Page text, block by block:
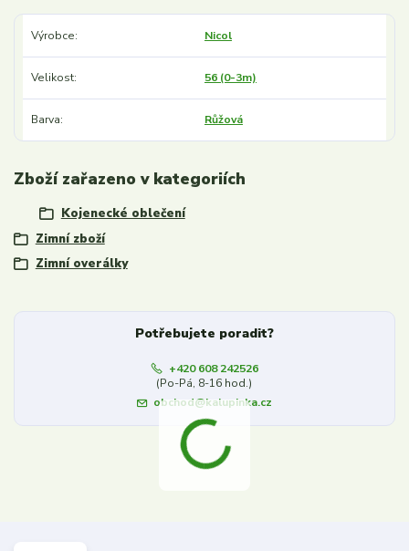
Výrobce Nicol
Velikost 56 (0-3m)
Barva Růžová
Zboží zařazeno v kategoriích
Kojenecké oblečení
Zimní zboží
Zimní overálky
Potřebujete poradit?
+420 608 242526
(Po-Pá, 8-16 hod.)
obchod@kalupinka.cz